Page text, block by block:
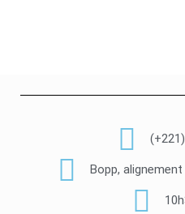
Bopp,